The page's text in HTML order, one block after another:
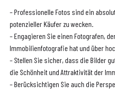
– Professionelle Fotos sind ein
potenzieller Käufer zu wecken.
– Engagieren Sie einen Fotografen,
Immobilienfotografie hat und über
– Stellen Sie sicher, dass die Bilder
die Schönheit und Attraktivität der
– Berücksichtigen Sie auch die